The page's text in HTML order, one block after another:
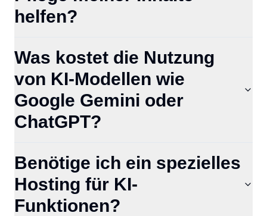
helfen?
Was kostet die Nutzung
von KI-Modellen wie
Google Gemini oder
ChatGPT?
Benötige ich ein spezielles
Hosting für KI-
Funktionen?